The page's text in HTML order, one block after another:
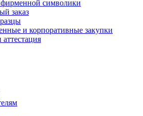
символики
заказ
и корпоративные закупки